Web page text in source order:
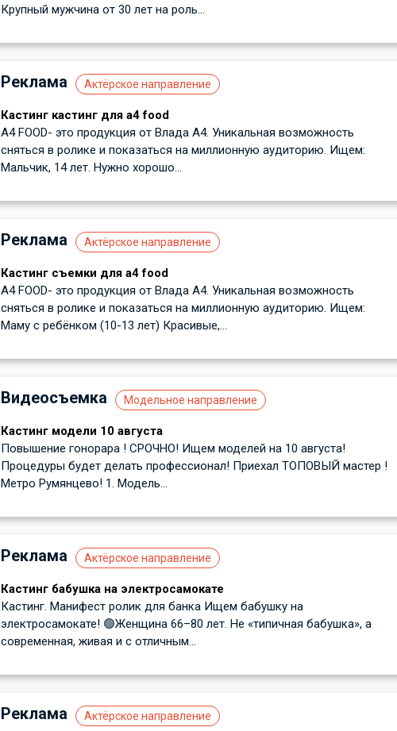
Крупный мужчина от 30 лет на роль...
Реклама Актёрское направление
Кастинг кастинг для а4 food
А4 FOOD- это продукция от Влада А4. Уникальная возможность
сняться в ролике и показаться на миллионную аудиторию. Ищем:
Мальчик, 14 лет. Нужно хорошо...
Реклама Актёрское направление
Кастинг съемки для a4 food
А4 FOOD- это продукция от Влада А4. Уникальная возможность
сняться в ролике и показаться на миллионную аудиторию. Ищем:
Маму с ребёнком (10-13 лет) Красивые,...
Видеосъемка Модельное направление
Кастинг модели 10 августа
Повышение гонорара ! СРОЧНО! Ищем моделей на 10 августа!
Процедуры будет делать профессионал! Приехал ТОПОВЫЙ мастер !
Метро Румянцево! 1. Модель...
Реклама Актёрское направление
Кастинг бабушка на электросамокате
Кастинг. Манифест ролик для банка Ищем бабушку на
электросамокате! 🟢Женщина 66–80 лет. Не «типичная бабушка», а
современная, живая и с отличным...
Реклама Актёрское направление